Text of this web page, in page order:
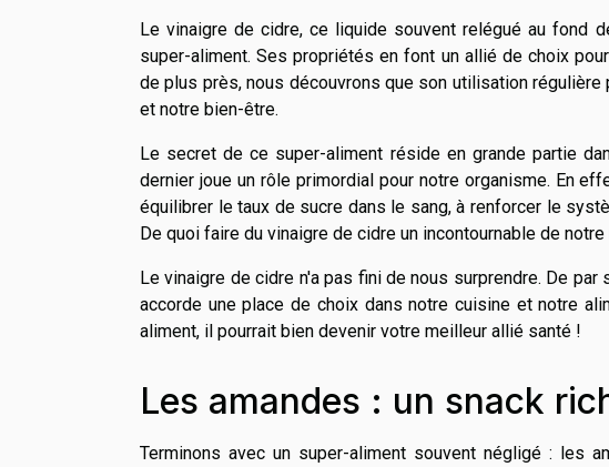
Le vinaigre de cidre, ce liquide souvent relégué au fond
super-aliment. Ses propriétés en font un allié de choix
de plus près, nous découvrons que son utilisation
et notre bien-être.
Le secret de ce super-aliment réside en grande partie
dernier joue un rôle primordial pour notre organisme. En
équilibrer le taux de sucre dans le sang, à renforcer le
De quoi faire du vinaigre de cidre un incontournable de
Le vinaigre de cidre n'a pas fini de nous surprendre. De
accorde une place de choix dans notre cuisine et notre
aliment, il pourrait bien devenir votre meilleur allié santé !
Les amandes : un snack
Terminons avec un super-aliment souvent négligé : les